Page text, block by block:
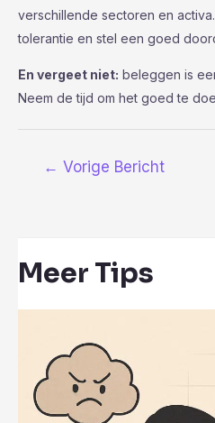
verschillende sectoren en
tolerantie en stel een goed
En vergeet niet: beleggen is
Neem de tijd om het goed te
← Vorige Bericht
Meer Tips